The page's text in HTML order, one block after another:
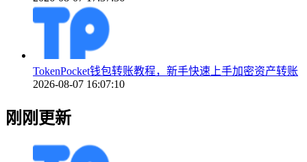
TokenPocket钱包转账教程，新手快速上手加密资产转账
2026-08-07 16:07:10
刚刚更新